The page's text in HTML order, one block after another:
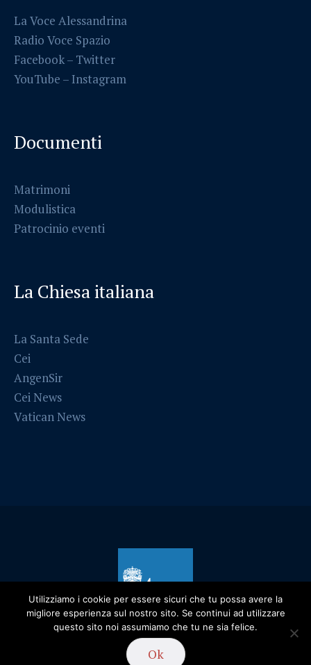
La Voce Alessandrina
Radio Voce Spazio
Facebook– Twitter
YouTube – Instagram
Documenti
Matrimoni
Modulistica
Patrocinio eventi
La Chiesa italiana
La Santa Sede
Cei
AngenSir
Cei News
Vatican News
/ Diocesi di Alessandria - 2019
Utilizziamo i cookie per essere sicuri che tu possa avere la
migliore esperienza sul nostro sito. Se continui ad utilizzare
questo sito noi assumiamo che tu ne sia felice.
Ok